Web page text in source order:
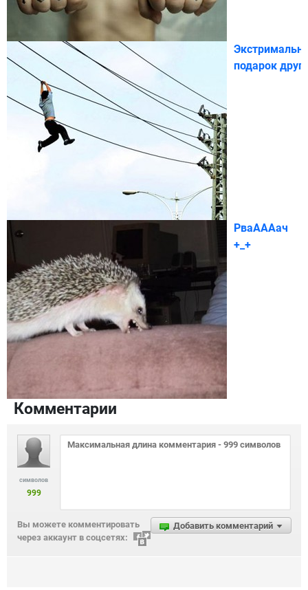
подарок
РваАААач
+_+
Комментарии
символов
999
Добавить комментарий
Вы можете комментировать
через аккаунт в соцсетях: